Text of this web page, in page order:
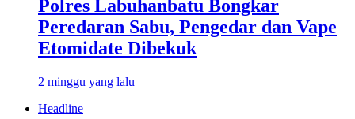
Polres Labuhanbatu Bongkar
Peredaran Sabu, Pengedar dan Vape
Etomidate Dibekuk
2 minggu yang lalu
Headline